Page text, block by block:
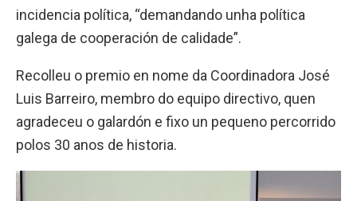
incidencia política, “demandando unha política
galega de cooperación de calidade”.
Recolleu o premio en nome da Coordinadora José
Luis Barreiro, membro do equipo directivo, quen
agradeceu o galardón e fixo un pequeno percorrido
polos 30 anos de historia.